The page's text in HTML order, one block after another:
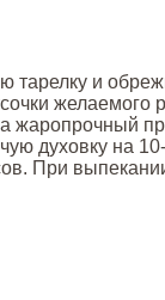
тарелку и
желаемого
жаропрочный
духовку на
При